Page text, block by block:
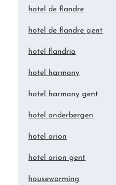
hotel de flandre
hotel de flandre gent
hotel flandria
hotel harmony
hotel harmony gent
hotel onderbergen
hotel orion
hotel orion gent
housewarming